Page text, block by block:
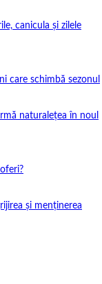
canicula și zilele
care schimbă sezonul
naturalețea în noul
și menținerea